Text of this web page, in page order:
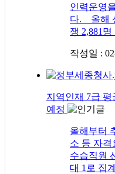
인력운영
다. 올해
쟁 2,881
작성일 :
지역인재 7급
예정
올해부터
소 등 자
수습직원
대 1로 집